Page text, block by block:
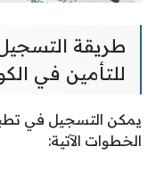
طريقة
للتأمين في
يمكن التسجيل في
الخطوات الآتية: